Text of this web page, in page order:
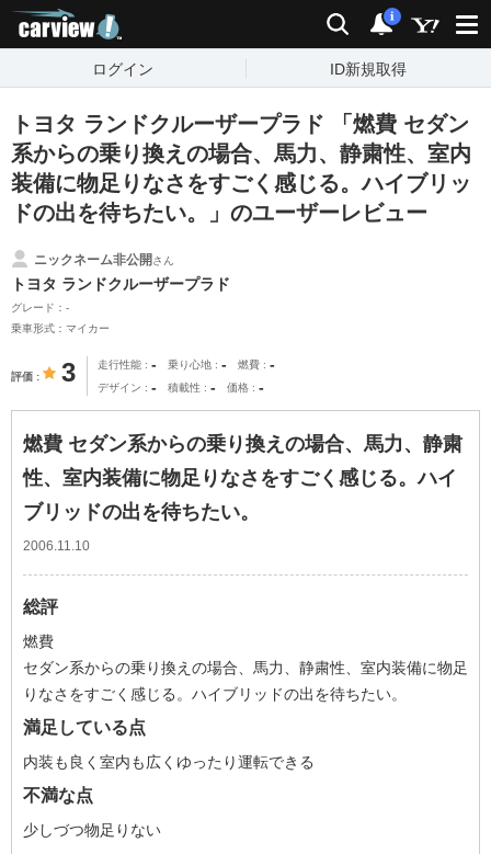
検索 通知
i
ログイン ID新規取得
トヨタ ランドクルーザープラド 「燃費 セダン
系からの乗り換えの場合、馬力、静粛性、室内
装備に物足りなさをすごく感じる。ハイブリッ
ドの出を待ちたい。」のユーザーレビュー
ニックネーム非公開さん
トヨタ ランドクルーザープラド
グレード：-
乗車形式：マイカー
評価 3 走行性能 - 乗り心地 - 燃費 -
デザイン - 積載性 - 価格 -
燃費 セダン系からの乗り換えの場合、馬力、静粛
性、室内装備に物足りなさをすごく感じる。ハイ
ブリッドの出を待ちたい。
2006.11.10
総評
燃費
セダン系からの乗り換えの場合、馬力、静粛性、室内装備に物足
りなさをすごく感じる。ハイブリッドの出を待ちたい。
満足している点
内装も良く室内も広くゆったり運転できる
不満な点
少しづつ物足りない